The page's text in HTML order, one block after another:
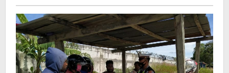
Lintas
dan
Wajib
Pakai
Masker